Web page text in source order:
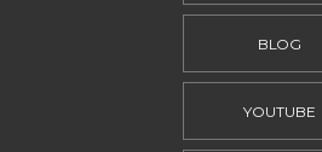
BLOG
YOUTUBE